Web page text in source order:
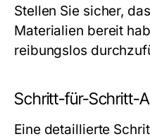
Stellen Sie sicher,
Materialien bereit
reibungslos
Schritt-für-Schritt-
Eine detaillierte